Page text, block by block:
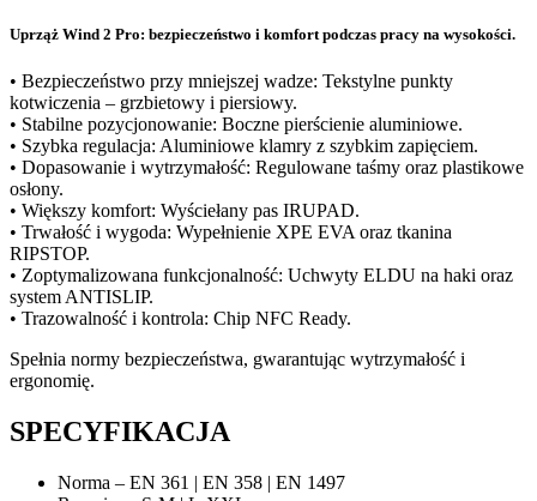
Uprząż Wind 2 Pro: bezpieczeństwo i komfort podczas pracy na wysokości.
• Bezpieczeństwo przy mniejszej wadze: Tekstylne punkty
kotwiczenia – grzbietowy i piersiowy.
• Stabilne pozycjonowanie: Boczne pierścienie aluminiowe.
• Szybka regulacja: Aluminiowe klamry z szybkim zapięciem.
• Dopasowanie i wytrzymałość: Regulowane taśmy oraz plastikowe
osłony.
• Większy komfort: Wyściełany pas IRUPAD.
• Trwałość i wygoda: Wypełnienie XPE EVA oraz tkanina
RIPSTOP.
• Zoptymalizowana funkcjonalność: Uchwyty ELDU na haki oraz
system ANTISLIP.
• Trazowalność i kontrola: Chip NFC Ready.
Spełnia normy bezpieczeństwa, gwarantując wytrzymałość i
ergonomię.
SPECYFIKACJA
Norma – EN 361 | EN 358 | EN 1497